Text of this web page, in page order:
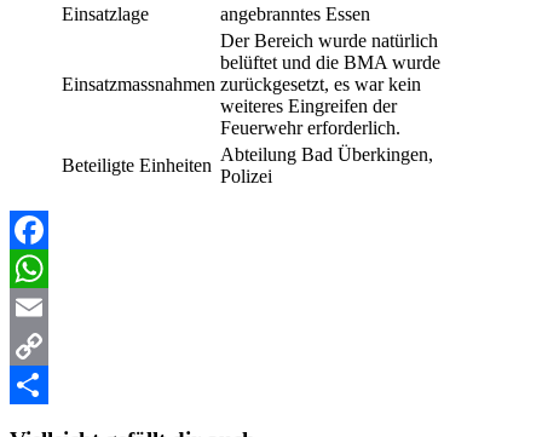
Einsatzlage
angebranntes Essen
Einsatzmassnahmen
Der Bereich wurde natürlich
belüftet und die BMA wurde
zurückgesetzt, es war kein
weiteres Eingreifen der
Feuerwehr erforderlich.
Beteiligte Einheiten
Abteilung Bad Überkingen,
Polizei
Facebook
WhatsApp
Email
Copy